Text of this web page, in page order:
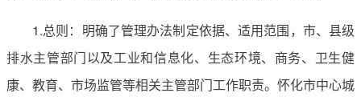
1.总则：明确了管理办法制定依据、适用范围，市、县级
排水主管部门以及工业和信息化、生态环境、商务、卫生健
康、教育、市场监管等相关主管部门工作职责。怀化市中心城